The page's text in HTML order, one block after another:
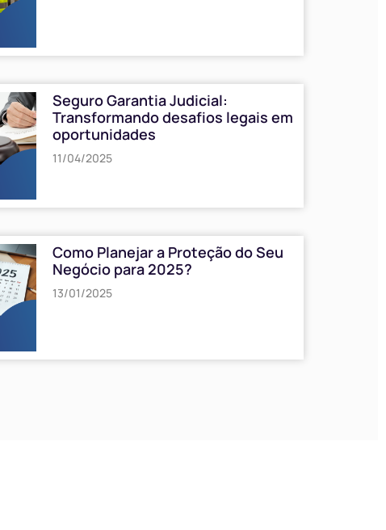
Seguro Garantia Judicial:
Transformando desafios legais em
oportunidades
11/04/2025
Como Planejar a Proteção do Seu
Negócio para 2025?
13/01/2025